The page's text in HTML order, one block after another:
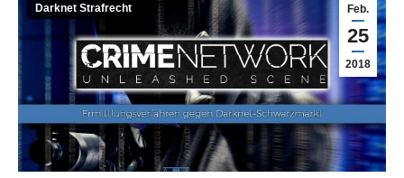
Feb.
25
2018
Darknet Strafrecht